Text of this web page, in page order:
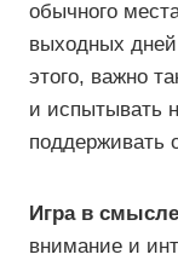
обычного
выходных
этого, важно
и испытывать
поддерживать
Игра в
внимание и